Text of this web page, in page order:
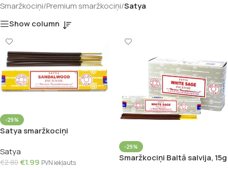
Smaržkociņi/Premium smaržkociņi/Satya
Show column
-29%
Satya smaržkociņi
Satya
€2.80€1.99 PVN iekļauts
-29%
Smaržkociņi Baltā salvija, 15g